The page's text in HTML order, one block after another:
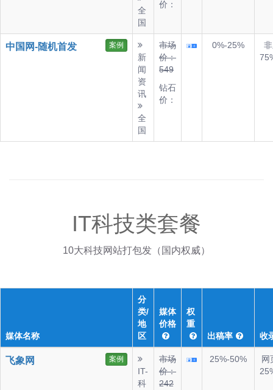
全
国
价：
中国网-随机首发 案例
新
闻
资
讯
全
国
市场
价：
549
钻石
价：
0%-25%
IT科技类套餐
10大科技网站打包发（国内权威）
媒体名称
分
类/
地
区
媒体
价格
权
重
出稿率
收
飞象网 案例
IT-
科
市场
价：
242
25%-50%
网